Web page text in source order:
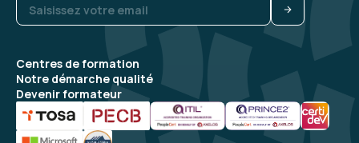
Centres de formation
Notre démarche qualité
Devenir formateur